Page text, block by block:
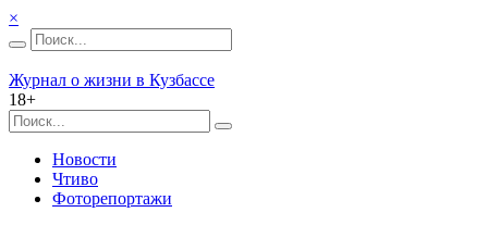
×
Журнал о жизни в Кузбассе
18+
Новости
Чтиво
Фоторепортажи